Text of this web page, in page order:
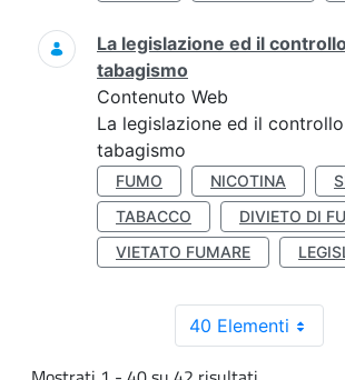
La legislazione ed il
tabagismo
Contenuto Web
La legislazione ed il
tabagismo
FUMO NICOTINA
TABACCO
DIVIETO DI
VIETATO FUMARE
40 Elementi